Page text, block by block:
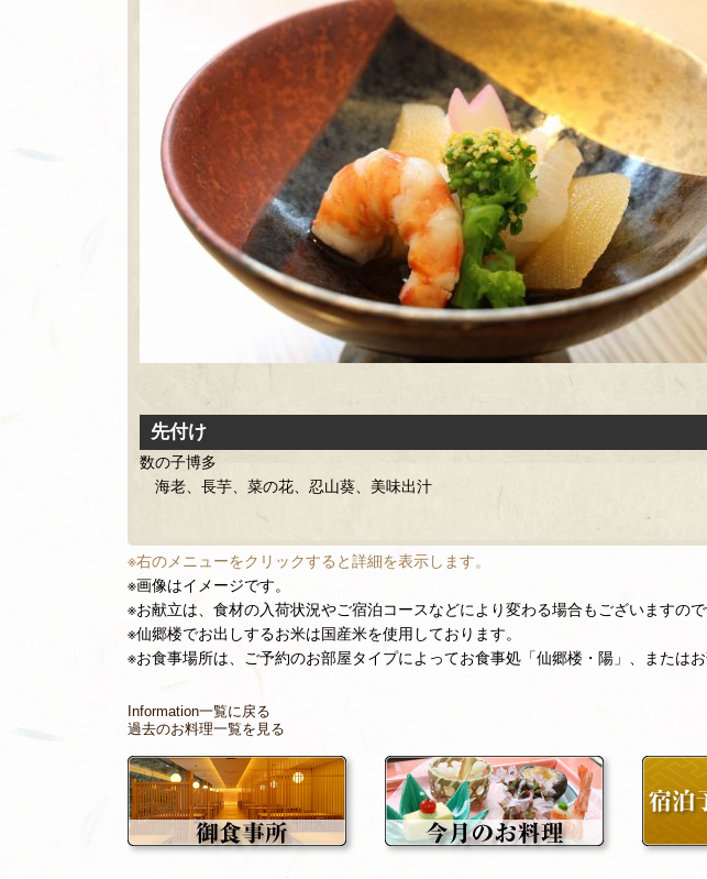
前菜
蟹味噌豆腐
寒筍木の芽焼き
手綱巻き（黄身寿司、海老、針魚）、よしの酢
※右のメニューをクリックすると詳細を表示します。
※画像はイメージです。
※仙郷楼でお出しするお米は国産米を使用しております。
※お食事場所は、ご予約のお部屋タイプによってお食事処「仙郷楼・陽」、またはお
Information一覧に戻る
過去のお料理一覧を見る